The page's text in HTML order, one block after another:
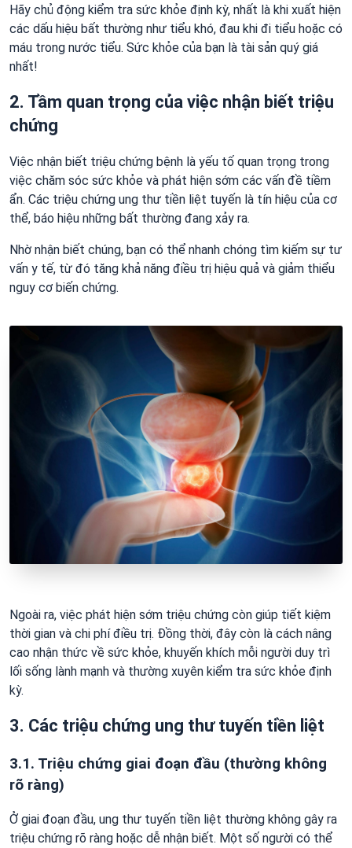
Hãy chủ động kiểm tra sức khỏe định kỳ, nhất là khi xuất hiện
các dấu hiệu bất thường như tiểu khó, đau khi đi tiểu hoặc có
máu trong nước tiểu. Sức khỏe của bạn là tài sản quý giá
nhất!
2. Tầm quan trọng của việc nhận biết triệu
chứng
Việc nhận biết triệu chứng bệnh là yếu tố quan trọng trong
việc chăm sóc sức khỏe và phát hiện sớm các vấn đề tiềm
ẩn. Các triệu chứng ung thư tiền liệt tuyến là tín hiệu của cơ
thể, báo hiệu những bất thường đang xảy ra.
Nhờ nhận biết chúng, bạn có thể nhanh chóng tìm kiếm sự tư
vấn y tế, từ đó tăng khả năng điều trị hiệu quả và giảm thiểu
nguy cơ biến chứng.
Ngoài ra, việc phát hiện sớm triệu chứng còn giúp tiết kiệm
thời gian và chi phí điều trị. Đồng thời, đây còn là cách nâng
cao nhận thức về sức khỏe, khuyến khích mỗi người duy trì
lối sống lành mạnh và thường xuyên kiểm tra sức khỏe định
kỳ.
3. Các triệu chứng ung thư tuyến tiền liệt
3.1. Triệu chứng giai đoạn đầu (thường không
rõ ràng)
Ở giai đoạn đầu, ung thư tuyến tiền liệt thường không gây ra
triệu chứng rõ ràng hoặc dễ nhận biết. Một số người có thể